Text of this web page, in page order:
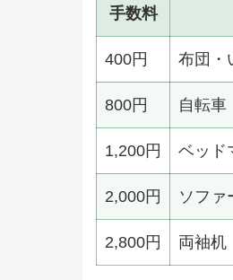
手数料
400円 布団・
800円 自転車
1,200円 ベッド
2,000円 ソファ
2,800円 両袖机